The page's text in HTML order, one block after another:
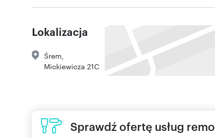
Lokalizacja
Śrem,
Mickiewicza 21C
Sprawdź ofertę usług